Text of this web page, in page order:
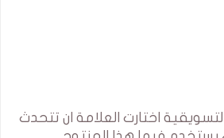
اختارت العلامة ان تتحدث